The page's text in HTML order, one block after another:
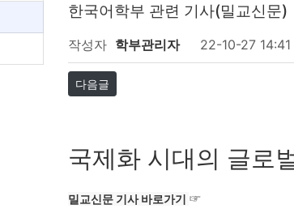
한국어학부 관련 기사(밀교신문)
작성자 학부관리자 22-10-27 14:41
다음글
국제화 시대의 글로
밀교신문 기사 바로가기 ☞